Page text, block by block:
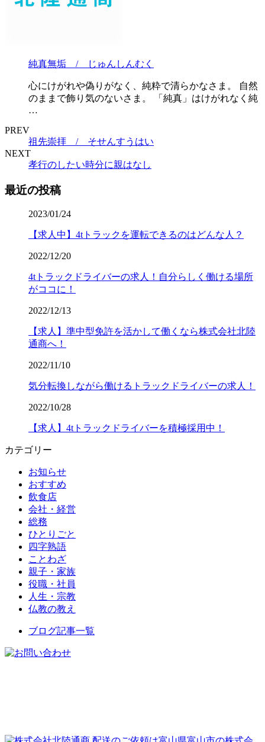
純真無垢 / じゅんしんむく
心にけがれや偽りがなく、純粋で清らかなさま。 自然
のままで飾り気のないさま。 「純真」はけがれなく純
…
PREV
祖先崇拝 / そせんすうはい
NEXT
孝行のしたい時分に親はなし
最近の投稿
2023/01/24
【求人中】4tトラックを運転できるのはどんな人？
2022/12/20
4tトラックドライバーの求人！自分らしく働ける場所
がココに！
2022/12/13
【求人】準中型免許を活かして働くなら株式会社北陸
通商へ！
2022/11/10
気分転換しながら働けるトラックドライバーの求人！
2022/10/28
【求人】4tトラックドライバーを積極採用中！
カテゴリー
お知らせ
おすすめ
飲食店
会社・経営
総務
ひとりごと
四字熟語
ことわざ
親子・家族
役職・社員
人生・宗教
仏教の教え
ブログ記事一覧